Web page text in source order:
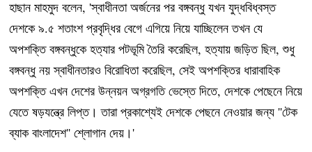
হাছান মাহমুদ বলেন, 'স্বাধীনতা অর্জনের পর বঙ্গবন্ধু যখন যুদ্ধবিধ্বস্ত
দেশকে ৯.৫ শতাংশ প্রবৃদ্ধির বেগে এগিয়ে নিয়ে যাচ্ছিলেন তখন যে
অপশক্তি বঙ্গবন্ধুকে হত্যার পটভূমি তৈরি করেছিল, হত্যায় জড়িত ছিল, শুধু
বঙ্গবন্ধু নয় স্বাধীনতারও বিরোধিতা করেছিল, সেই অপশক্তির ধারাবাহিক
অপশক্তি এখন দেশের উন্নয়ন অগ্রগতি ভেস্তে দিতে, দেশকে পেছেনে নিয়ে
যেতে ষড়যন্ত্রে লিপ্ত। তারা প্রকাশ্যেই দেশকে পেছনে নেওয়ার জন্য ''টেক
ব্যাক বাংলাদেশ'' শ্লোগান দেয়।'